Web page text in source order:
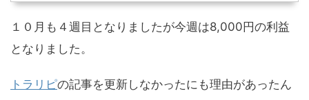
１０月も４週目となりましたが今週は8,000円の利益
となりました。
トラリピの記事を更新しなかったにも理由があったん